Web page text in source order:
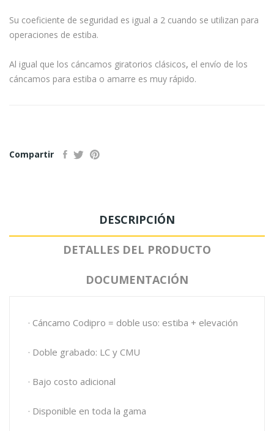
Su coeficiente de seguridad es igual a 2 cuando se utilizan para
operaciones de estiba.
Al igual que los cáncamos giratorios clásicos, el envío de los
cáncamos para estiba o amarre es muy rápido.
Compartir
DESCRIPCIÓN
DETALLES DEL PRODUCTO
DOCUMENTACIÓN
· Cáncamo Codipro = doble uso: estiba + elevación
· Doble grabado: LC y CMU
· Bajo costo adicional
· Disponible en toda la gama